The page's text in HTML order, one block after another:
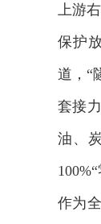
上游
保护
道，“
套接
油、
作为